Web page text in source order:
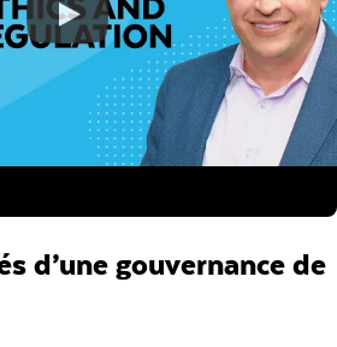
d’une gouvernance de